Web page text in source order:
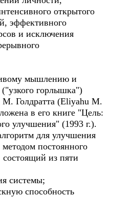
открытого
эффективного
и исключения
мышлению и
горлышка")
Голдратта (Eliyahu M.
в его книге "Цель:
улучшения" (1993 г.).
для улучшения
постоянного
из пяти
системы;
способность